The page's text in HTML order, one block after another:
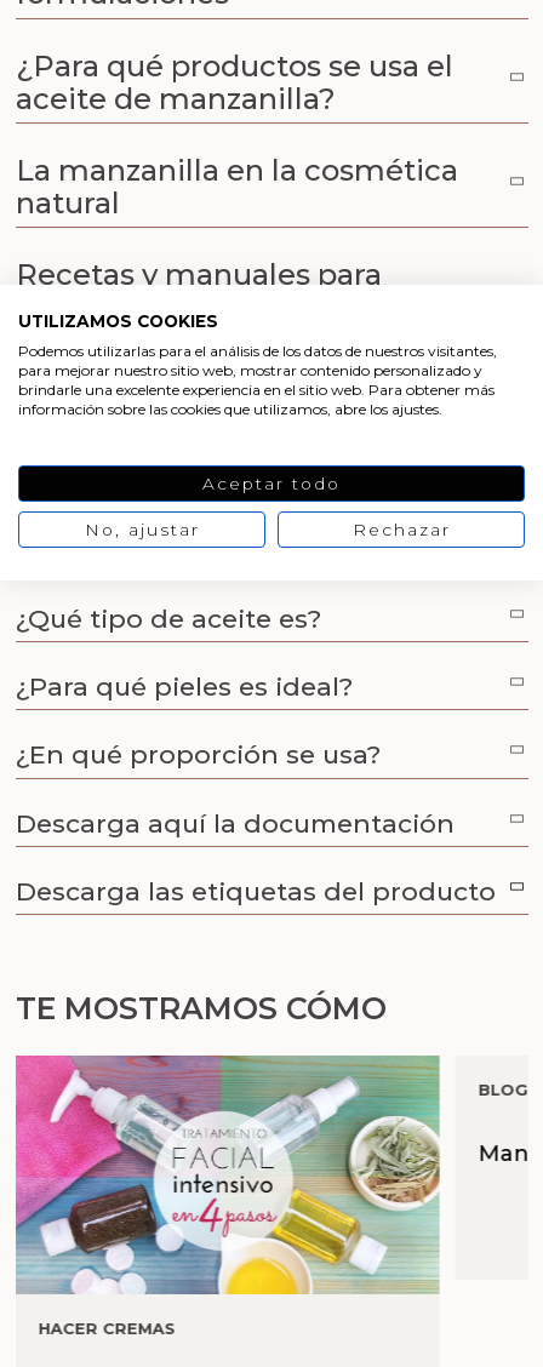
¿Para qué productos se usa el
aceite de manzanilla?
La manzanilla en la cosmética
natural
Recetas y manuales para
formular con aceite de
manzanilla
¿Dónde comprar aceite de
Preguntas frecuentes sobre el
aceite de manzanilla
¿Qué tipo de aceite es?
¿Para qué pieles es ideal?
¿En qué proporción se usa?
Descarga aquí la documentación
Descarga las etiquetas del producto
TE MOSTRAMOS CÓMO
HACER CREMAS
BLOG
Aceites y Mantecas
Aceites Esenciales
UTILIZAMOS COOKIES
Podemos utilizarlas para el análisis de los datos de nuestros visitantes,
para mejorar nuestro sitio web, mostrar contenido personalizado y
brindarle una excelente experiencia en el sitio web. Para obtener más
información sobre las cookies que utilizamos, abre los ajustes.
Aceptar todo
No, ajustar Rechazar